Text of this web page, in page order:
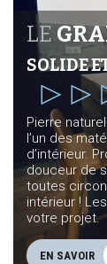
LE
SOLIDE
Pierre
l’un des
d’intérieur.
douceur de
toutes
intérieur !
votre projet.
EN SAVOIR